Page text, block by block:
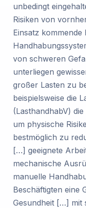
unbedingt
Risiken von
Einsatz
von schweren
unterliegen
großer Lasten zu
beispielsweise die
(LasthandhabV)
um physische
bestmöglich zu
[…] geeignete
mechanische
manuelle
Beschäftigten eine
Gesundheit […] mit